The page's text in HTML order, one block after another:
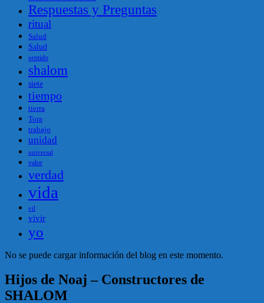
Respuestas y Preguntas
ritual
Salud
Salud
sentido
shalom
siete
tiempo
tierra
Tora
trabajo
unidad
universal
valor
verdad
vida
vil
vivir
yo
No se puede cargar información del blog en este momento.
Hijos de Noaj – Constructores de
SHALOM